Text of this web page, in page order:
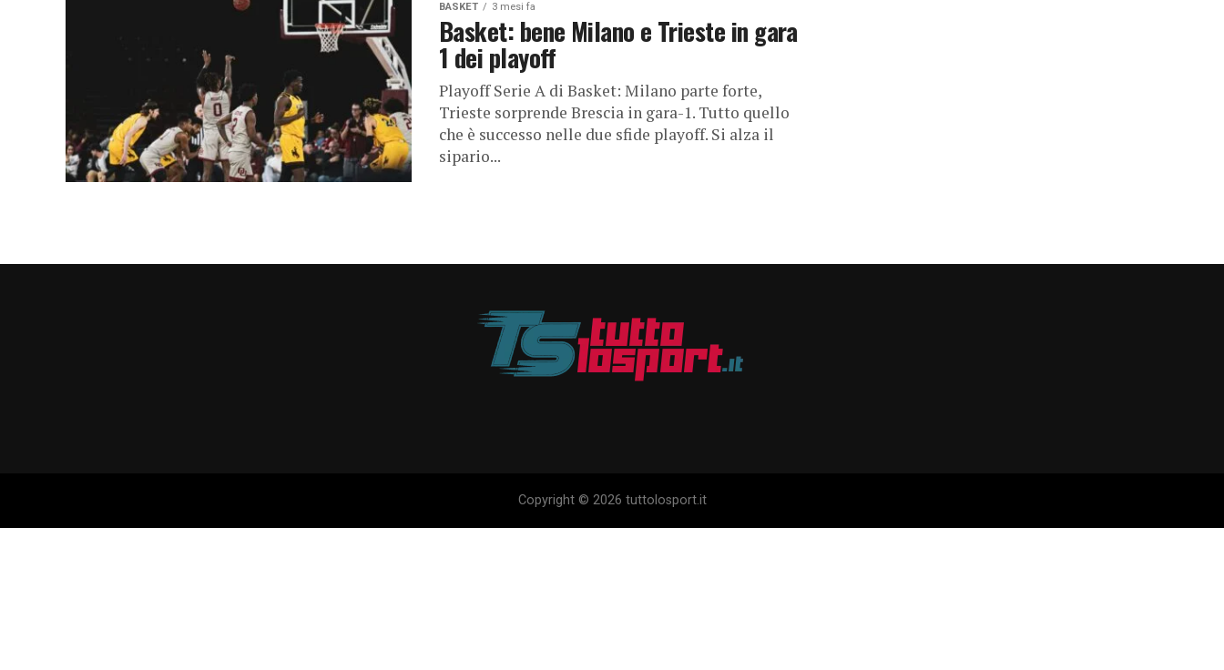
BASKET 3 mesi fa
Basket: bene Milano e Trieste in gara
1 dei playoff
Playoff Serie A di Basket: Milano parte forte,
Trieste sorprende Brescia in gara-1. Tutto quello
che è successo nelle due sfide playoff. Si alza il
sipario...
Copyright © 2026 tuttolosport.it